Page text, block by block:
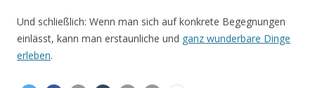
Und schließlich: Wenn man sich auf konkrete Begegnungen
einlässt, kann man erstaunliche und ganz wunderbare Dinge
erleben.